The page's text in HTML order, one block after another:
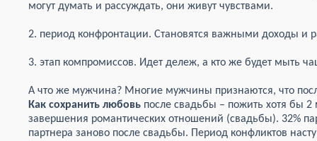
могут думать и рассуждать, они живут чувствами.
2. период конфронтации. Становятся важными доходы и
3. этап компромиссов. Идет дележ, а кто же будет мыть
А что же мужчина? Многие мужчины признаются, что
Как сохранить любовь после свадьбы – пожить хотя бы 2
завершения романтических отношений (свадьбы). 32%
партнера заново после свадьбы. Период конфликтов